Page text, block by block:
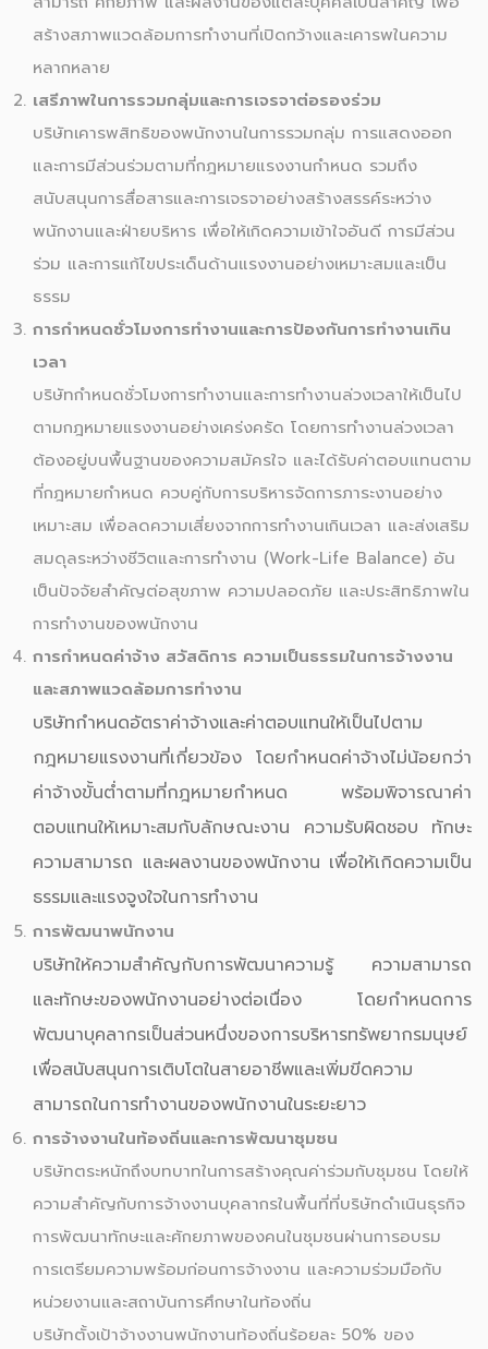
สร้างสภาพแวดล้อมการทำงานที่เปิดกว้างและเคารพในความ
หลากหลาย
เสรีภาพในการรวมกลุ่มและการเจรจาต่อรองร่วม
บริษัทเคารพสิทธิของพนักงานในการรวมกลุ่ม การแสดงออก
และการมีส่วนร่วมตามที่กฎหมายแรงงานกำหนด รวมถึง
สนับสนุนการสื่อสารและการเจรจาอย่างสร้างสรรค์ระหว่าง
พนักงานและฝ่ายบริหาร เพื่อให้เกิดความเข้าใจอันดี การมีส่วน
ร่วม และการแก้ไขประเด็นด้านแรงงานอย่างเหมาะสมและเป็น
ธรรม
การกำหนดชั่วโมงการทำงานและการป้องกันการทำงานเกิน
เวลา
บริษัทกำหนดชั่วโมงการทำงานและการทำงานล่วงเวลาให้เป็นไป
ตามกฎหมายแรงงานอย่างเคร่งครัด โดยการทำงานล่วงเวลา
ต้องอยู่บนพื้นฐานของความสมัครใจ และได้รับค่าตอบแทนตาม
ที่กฎหมายกำหนด ควบคู่กับการบริหารจัดการภาระงานอย่าง
เหมาะสม เพื่อลดความเสี่ยงจากการทำงานเกินเวลา และส่งเสริม
สมดุลระหว่างชีวิตและการทำงาน (Work-Life Balance) อัน
เป็นปัจจัยสำคัญต่อสุขภาพ ความปลอดภัย และประสิทธิภาพใน
การทำงานของพนักงาน
การกำหนดค่าจ้าง สวัสดิการ ความเป็นธรรมในการจ้างงาน
และสภาพแวดล้อมการทำงาน
บริษัทกำหนดอัตราค่าจ้างและค่าตอบแทนให้เป็นไปตาม
กฎหมายแรงงานที่เกี่ยวข้อง โดยกำหนดค่าจ้างไม่น้อยกว่า
ค่าจ้างขั้นต่ำตามที่กฎหมายกำหนด พร้อมพิจารณาค่า
ตอบแทนให้เหมาะสมกับลักษณะงาน ความรับผิดชอบ ทักษะ
ความสามารถ และผลงานของพนักงาน เพื่อให้เกิดความเป็น
ธรรมและแรงจูงใจในการทำงาน
การพัฒนาพนักงาน
บริษัทให้ความสำคัญกับการพัฒนาความรู้ ความสามารถ
และทักษะของพนักงานอย่างต่อเนื่อง โดยกำหนดการ
พัฒนาบุคลากรเป็นส่วนหนึ่งของการบริหารทรัพยากรมนุษย์
เพื่อสนับสนุนการเติบโตในสายอาชีพและเพิ่มขีดความ
สามารถในการทำงานของพนักงานในระยะยาว
การจ้างงานในท้องถิ่นและการพัฒนาชุมชน
บริษัทตระหนักถึงบทบาทในการสร้างคุณค่าร่วมกับชุมชน โดยให้
ความสำคัญกับการจ้างงานบุคลากรในพื้นที่ที่บริษัทดำเนินธุรกิจ
การพัฒนาทักษะและศักยภาพของคนในชุมชนผ่านการอบรม
การเตรียมความพร้อมก่อนการจ้างงาน และความร่วมมือกับ
หน่วยงานและสถาบันการศึกษาในท้องถิ่น
บริษัทตั้งเป้าจ้างงานพนักงานท้องถิ่นร้อยละ 50% ของ